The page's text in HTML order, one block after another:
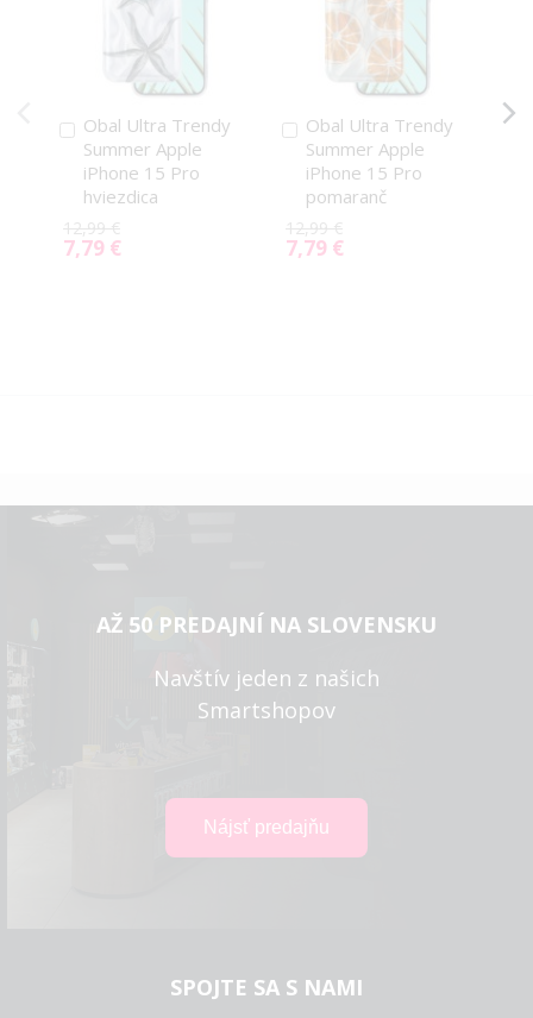
Obal Ultra Trendy
Summer Apple
iPhone 15 Pro
hviezdica
12,99 €
Special
7,79 €
Pridať
do
košíka
Obal Ultra Trendy
Summer Apple
iPhone 15 Pro
pomaranč
12,99 €
Special
7,79 €
Pridať
do
košíka
AŽ 50 PREDAJNÍ NA SLOVENSKU
Navštív jeden z našich
Smartshopov
SPOJTE SA S NAMI